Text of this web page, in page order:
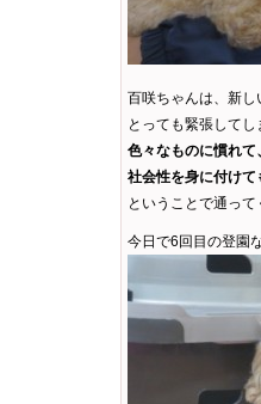
百咲ちゃんは、新し
とっても緊張して
色々なものに慣れ
社会性を身に付け
ということで通っ
今日で6回目の登園